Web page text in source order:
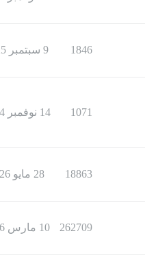
1846 9 سبتمبر 2025
1071 14 نوفمبر 2024
18863 28 مايو 2026
262709 10 مارس 2026